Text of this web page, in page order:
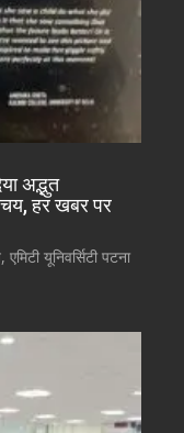
अद्भुत
हर खबर पर
यूनिवर्सिटी पटना